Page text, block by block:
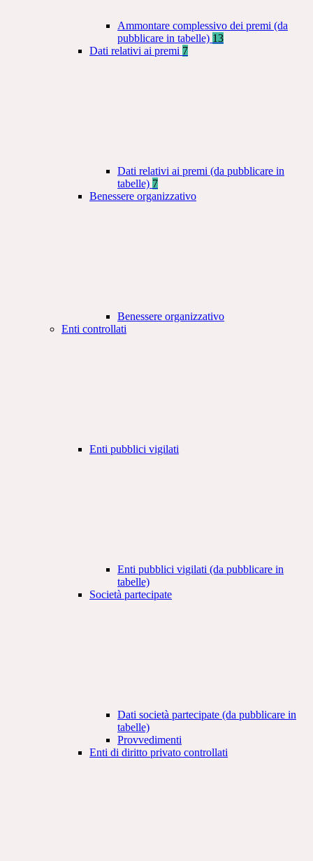
Ammontare complessivo dei premi (da
pubblicare in tabelle) 13
Dati relativi ai premi 7
Dati relativi ai premi (da pubblicare in
tabelle) 7
Benessere organizzativo
Benessere organizzativo
Enti controllati
Enti pubblici vigilati
Enti pubblici vigilati (da pubblicare in
tabelle)
Società partecipate
Dati società partecipate (da pubblicare in
tabelle)
Provvedimenti
Enti di diritto privato controllati